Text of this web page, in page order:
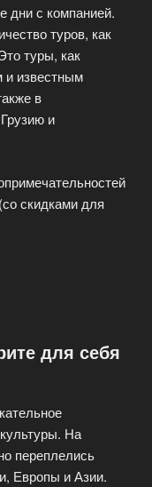
дни с компанией.
туров, как
туры, как
и известным
в
и
скидками для
для себя
На
переплелись
Европы и Азии.